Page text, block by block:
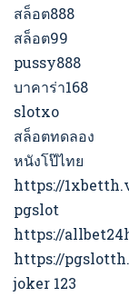
สล็อต888
สล็อต99
pussy888
บาคาร่า168
slotxo
สล็อตทดลอง
หนังโป๊ไทย
https://
pgslot
https://
https://
joker 123